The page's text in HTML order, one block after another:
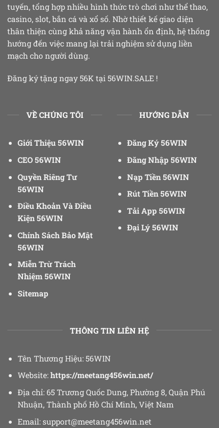
tuyến, tổng hợp nhiều hình thức trò chơi như thể thao,
casino, slot, bắn cá và xổ số. Nhờ thiết kế giao diện
thân thiện cùng khả năng vận hành ổn định, hệ thống
hướng đến việc mang lại trải nghiệm sử dụng liền
mạch cho người dùng.
Đăng ký tặng ngay 56K tại 56WIN.SALE !
VỀ CHÚNG TÔI
Giới Thiệu 56WIN
CEO 56WIN
Quyền Riêng Tư
56WIN
Điều Khoản Và Điều
Kiện 56WIN
Chính Sách Bảo Mật
56WIN
Miễn Trừ Trách
Nhiệm 56WIN
Sitemap
HƯỚNG DẪN
Đăng Ký 56WIN
Đăng Nhập 56WIN
Nạp Tiền 56WIN
Rút Tiền 56WIN
Tải App 56WIN
Đại Lý 56WIN
THÔNG TIN LIÊN HỆ
Tên Thương Hiệu: 56WIN
Website:https://meetang456win.net/
Địa chỉ: 65 Trương Quốc Dung, Phường 8, Quận Phú
Nhuận, Thành phố Hồ Chí Minh, Việt Nam
Email:support@meetang456win.net